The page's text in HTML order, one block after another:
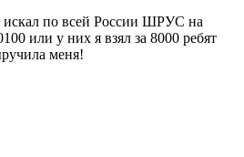
искал по всей России ШРУС на
или у них я взял за 8000 ребят
меня!